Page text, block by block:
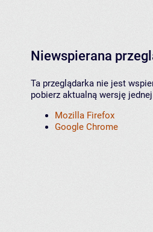
Niewspierana
Ta przeglądarka nie jest
pobierz aktualną wersję
Mozilla Firefox
Google Chrome